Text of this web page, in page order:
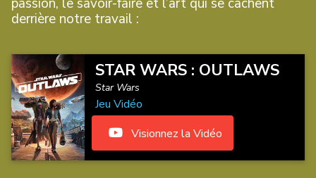
derrière notre travail :
STAR WARS : OUTLAWS
Star Wars
Jeu Vidéo
Visionnez la Vidéo